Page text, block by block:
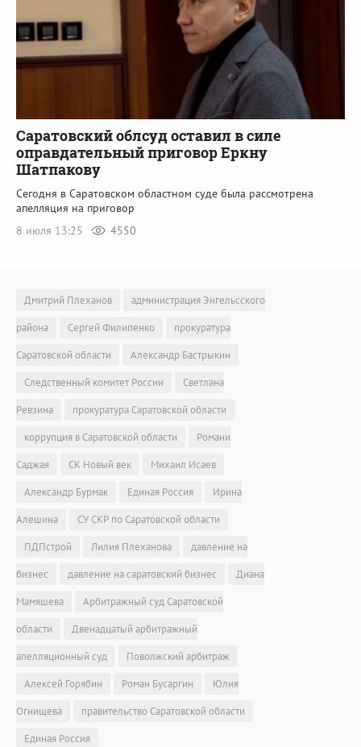
Саратовский облсуд оставил в силе
оправдательный приговор Еркну
Шатпакову
Сегодня в Саратовском областном суде была рассмотрена
апелляция на приговор
8 июля 13:25
4550
Дмитрий Плеханов
администрация Энгельсского
района
Сергей Филипенко
прокуратура
Саратовской области
Александр Бастрыкин
Следственный комитет России
Светлана
Ревзина
прокуратура Саратовской области
коррупция в Саратовской области
Романи
Саджая
СК Новый век
Михаил Исаев
Александр Бурмак
Единая Россия
Ирина
Алешина
СУ СКР по Саратовской области
ПДПстрой
Лилия Плеханова
давление на
бизнес
давление на саратовский бизнес
Диана
Мамяшева
Арбитражный суд Саратовской
области
Двенадцатый арбитражный
апелляционный суд
Поволжский арбитраж
Алексей Горябин
Роман Бусаргин
Юлия
Огнищева
правительство Саратовской области
Единая Россия